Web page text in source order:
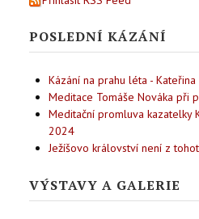
POSLEDNÍ KÁZÁNÍ
Kázání na prahu léta - Kateřina
Meditace Tomáše Nováka při
Meditační promluva kazatelky
2024
Ježíšovo království není z
VÝSTAVY A GALERIE